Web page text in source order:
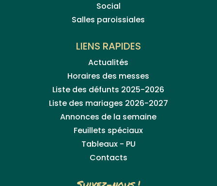
Social
Salles paroissiales
LIENS RAPIDES
Actualités
Horaires des messes
Liste des défunts 2025-2026
Liste des mariages 2026-2027
Annonces de la semaine
Feuillets spéciaux
Tableaux - PU
Contacts